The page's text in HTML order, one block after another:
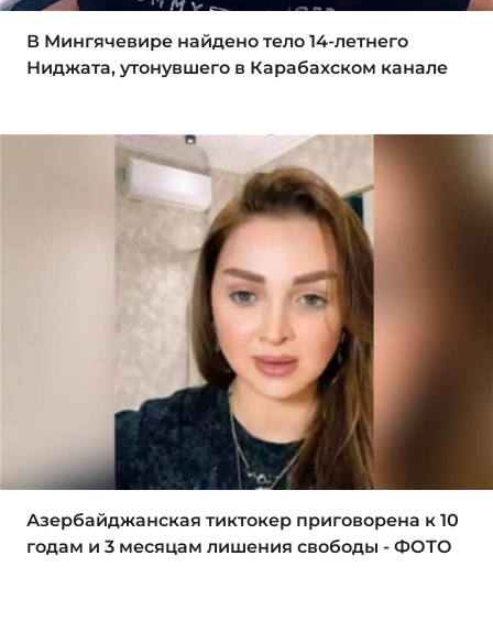
В Мингячевире найдено тело 14-летнего
Ниджата, утонувшего в Карабахском канале
Азербайджанская тиктокер приговорена к 10
годам и 3 месяцам лишения свободы - ФОТО